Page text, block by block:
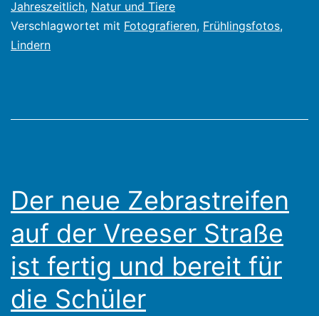
Jahreszeitlich, Natur und Tiere
Verschlagwortet mit Fotografieren, Frühlingsfotos,
Lindern
Der neue Zebrastreifen
auf der Vreeser Straße
ist fertig und bereit für
die Schüler